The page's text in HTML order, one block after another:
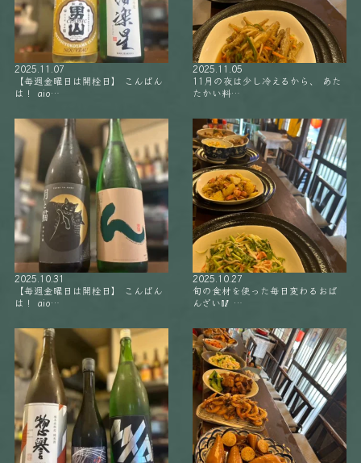
2025.11.07
【毎週金曜日は開栓日】 こんばん
は！ aio…
2025.11.05
11月の夜は少し冷えるから、 あた
たかい料…
2025.10.31
【毎週金曜日は開栓日】 こんばん
は！ aio…
2025.10.27
旬の食材を使った毎日変わるおば
んざい🥢 …